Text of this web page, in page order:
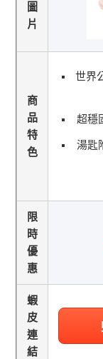
圖
片
商
品
特
色
世界
超穩
湯匙
限
時
優
惠
蝦
皮
連
結